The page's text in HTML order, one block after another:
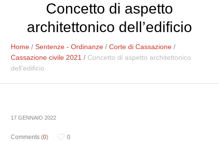
Concetto di aspetto
architettonico dell’edificio
Home /Sentenze - Ordinanze /Corte di Cassazione /
Cassazione civile 2021 / Concetto di aspetto architettonico
dell’edificio
17 GENNAIO 2022
Comments (0)
0